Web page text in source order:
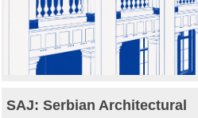
SAJ: Serbian Architectural